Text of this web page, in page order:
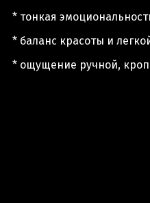
* тонкая
* баланс красоты и
* ощущение ручной,